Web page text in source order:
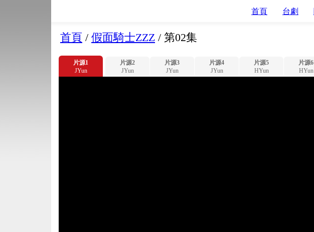
首頁 台劇
首頁 / 假面騎士ZZZ / 第02集
片源1
JYun
片源2
JYun
片源3
JYun
片源4
JYun
片源5
HYun
片源6
HYun